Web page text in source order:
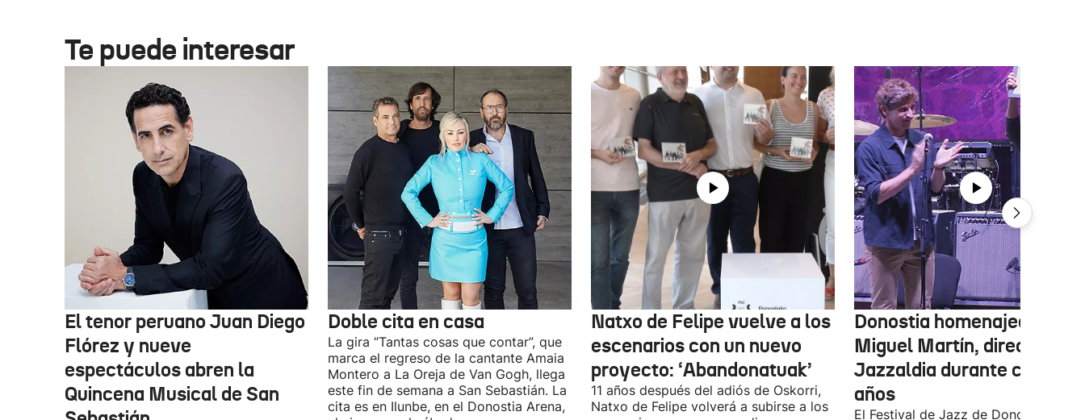
Te puede interesar
El tenor peruano Juan Diego
Flórez y nueve
espectáculos abren la
Quincena Musical de San
Doble cita en casa
La gira “Tantas cosas que contar”, que
marca el regreso de la cantante Amaia
Montero a La Oreja de Van Gogh, llega
este fin de semana a San Sebastián. La
cita es en Ilunbe, en el Donostia Arena,
Natxo de Felipe vuelve a los
escenarios con un nuevo
proyecto: ‘Abandonatuak’
11 años después del adiós de Oskorri,
Natxo de Felipe volverá a subirse a los
Donostia homenajea a
Miguel Martín, director del
Jazzaldia durante casi 50
años
El Festival de Jazz de Donostia-San